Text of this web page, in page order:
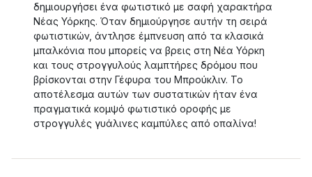
δημιουργήσει ένα φωτιστικό με σαφή χαρακτήρα
Νέας Υόρκης. Όταν δημιούργησε αυτήν τη σειρά
φωτιστικών, άντλησε έμπνευση από τα κλασικά
μπαλκόνια που μπορείς να βρεις στη Νέα Υόρκη
και τους στρογγυλούς λαμπτήρες δρόμου που
βρίσκονται στην Γέφυρα του Μπρούκλιν. Το
αποτέλεσμα αυτών των συστατικών ήταν ένα
πραγματικά κομψό φωτιστικό οροφής με
στρογγυλές γυάλινες καμπύλες από οπαλίνα!